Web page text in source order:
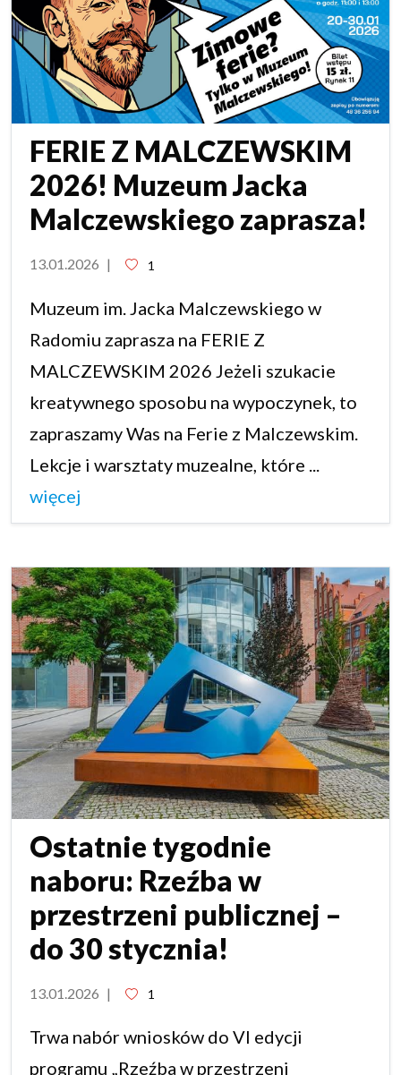
FERIE Z MALCZEWSKIM
2026! Muzeum Jacka
Malczewskiego zaprasza!
13.01.2026 | 1
Muzeum im. Jacka Malczewskiego w
Radomiu zaprasza na FERIE Z
MALCZEWSKIM 2026 Jeżeli szukacie
kreatywnego sposobu na wypoczynek, to
zapraszamy Was na Ferie z Malczewskim.
Lekcje i warsztaty muzealne, które ...
więcej
Ostatnie tygodnie
naboru: Rzeźba w
przestrzeni publicznej –
do 30 stycznia!
13.01.2026 | 1
Trwa nabór wniosków do VI edycji
programu „Rzeźba w przestrzeni